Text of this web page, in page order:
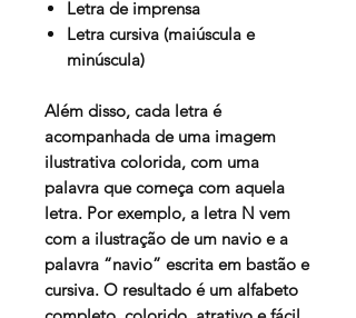
Letra de imprensa
Letra cursiva (maiúscula e
minúscula)
Além disso, cada letra é
acompanhada de uma imagem
ilustrativa colorida, com uma
palavra que começa com aquela
letra. Por exemplo, a letra N vem
com a ilustração de um navio e a
palavra “navio” escrita em bastão e
cursiva. O resultado é um alfabeto